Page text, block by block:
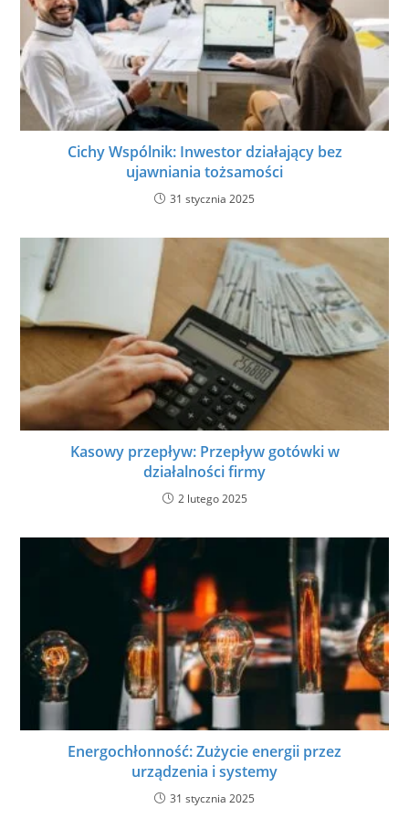
Cichy Wspólnik: Inwestor działający bez
ujawniania tożsamości
31 stycznia 2025
Kasowy przepływ: Przepływ gotówki w
działalności firmy
2 lutego 2025
Energochłonność: Zużycie energii przez
urządzenia i systemy
31 stycznia 2025